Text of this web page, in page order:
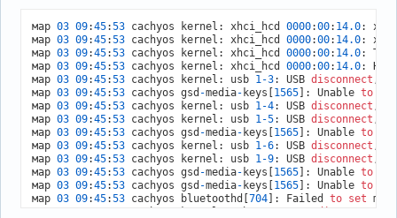
мар 03 09:45:53 cachyos kernel: xhci_hcd 0000:00: 14.0:
мар 03 09:45:53 cachyos kernel: xhci_hcd 0000:00: 14.0:
мар 03 09:45:53 cachyos kernel: xhci_hcd 0000:00: 14.0:
мар 03 09:45:53 cachyos kernel: xhci_hcd 0000:00: 14.0: HC
мар 03 09:45:53 cachyos kernel: usb 1-3: USB disconnect ,
мар 03 09:45:53 cachyos gsd -media- keys[ 1565 ]: Unable to
мар 03 09:45:53 cachyos kernel: usb 1-4: USB disconnect ,
мар 03 09:45:53 cachyos kernel: usb 1-5: USB disconnect ,
мар 03 09:45:53 cachyos gsd -media- keys[ 1565 ]: Unable to
мар 03 09:45:53 cachyos kernel: usb 1-6: USB disconnect ,
мар 03 09:45:53 cachyos kernel: usb 1-9: USB disconnect ,
мар 03 09:45:53 cachyos gsd -media- keys[ 1565 ]: Unable to
мар 03 09:45:53 cachyos gsd -media- keys[ 1565 ]: Unable to
мар 03 09:45:53 cachyos bluetoothd[ 704 ]: Failed to set